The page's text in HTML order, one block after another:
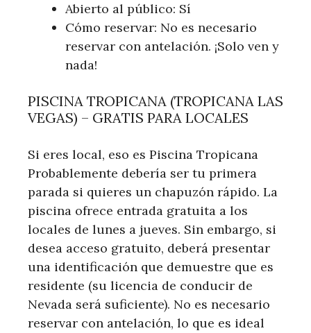
Abierto al público: Sí
Cómo reservar: No es necesario
reservar con antelación. ¡Solo ven y
nada!
PISCINA TROPICANA (TROPICANA LAS
VEGAS) – GRATIS PARA LOCALES
Si eres local, eso es Piscina Tropicana
Probablemente debería ser tu primera
parada si quieres un chapuzón rápido. La
piscina ofrece entrada gratuita a los
locales de lunes a jueves. Sin embargo, si
desea acceso gratuito, deberá presentar
una identificación que demuestre que es
residente (su licencia de conducir de
Nevada será suficiente). No es necesario
reservar con antelación, lo que es ideal